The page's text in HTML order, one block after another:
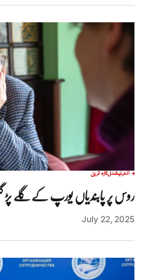
انٹرنیشنلتازہ ترین
روس پر پابندیاں یورپ کے گلے پڑ
July 22, 2025